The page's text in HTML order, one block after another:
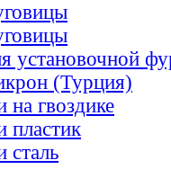
установочной
(Турция)
на гвоздике
пластик
сталь